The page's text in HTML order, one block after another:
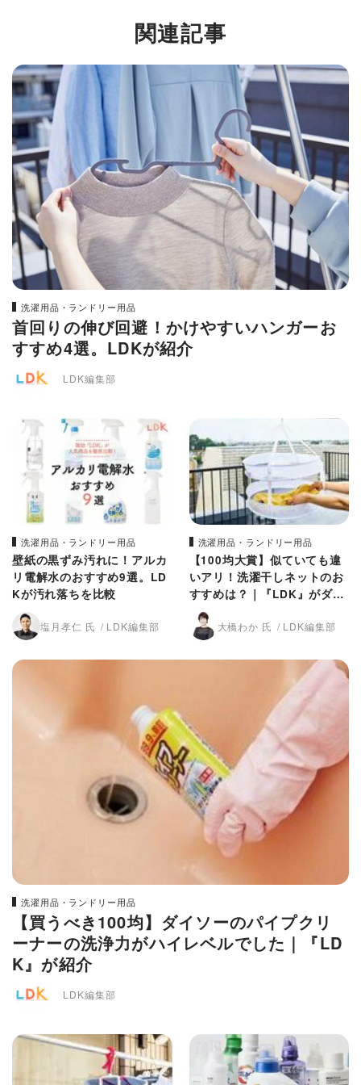
関連記事
洗濯用品・ランドリー用品
首回りの伸び回避！かけやすいハンガーお
すすめ4選。LDKが紹介
LDK編集部
洗濯用品・ランドリー用品
壁紙の黒ずみ汚れに！アルカ
リ電解水のおすすめ9選。LD
Kが汚れ落ちを比較
塩月孝仁 氏 LDK編集部
洗濯用品・ランドリー用品
【100均大賞】似ていても違
いアリ！洗濯干しネットのお
すすめは？｜『LDK』がダイ
ソーやキャンドゥを比較
大橋わか 氏 LDK編集部
洗濯用品・ランドリー用品
【買うべき100均】ダイソーのパイプクリ
ーナーの洗浄力がハイレベルでした｜『LD
K』が紹介
LDK編集部